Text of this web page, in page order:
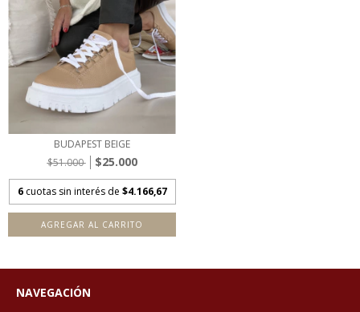
BUDAPEST BEIGE
$51.000
$25.000
6 cuotas sin interés de $4.166,67
AGREGAR AL CARRITO
NAVEGACIÓN